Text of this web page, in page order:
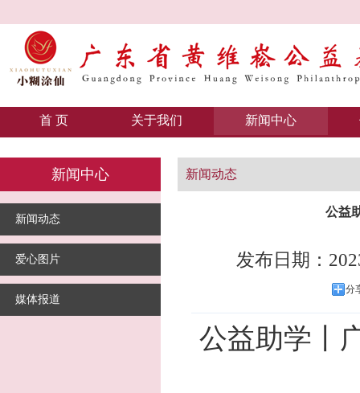
首 页 关于我们 新闻中心
新闻中心
新闻动态
爱心图片
媒体报道
新闻动态
公益
发布日期：
分
公益助学丨